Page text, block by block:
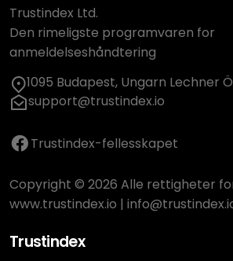
Trustindex Ltd.
Den rimeligste programvaren for
anmeldelseshåndtering
1095 Budapest, Ungarn Lechner
support@trustindex.io
Trustindex-fellesskapet
Copyright © 2026 Alle rettigheter
www.trustindex.io |
Trustindex